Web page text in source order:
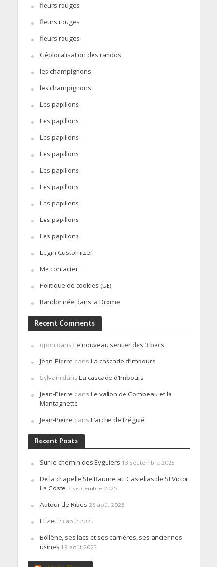
fleurs rouges
fleurs rouges
fleurs rouges
Géolocalisation des randos
les champignons
les champignons
Les papillons
Les papillons
Les papillons
Les papillons
Les papillons
Les papillons
Les papillons
Les papillons
Les papillons
Login Customizer
Me contacter
Politique de cookies (UE)
Randonnée dans la Drôme
Recent Comments
opon dans Le nouveau sentier des 3 becs
Jean-Pierre dans La cascade d’Imbours
Sylvain dans La cascade d’Imbours
Jean-Pierre dans Le vallon de Combeau et la
Montagnette
Jean-Pierre dans L’arche de Fréguié
Recent Posts
Sur le chemin des Eyguiers 13 septembre 2025
De la chapelle Ste Baume au Castellas de St Victor
La Coste 3 septembre 2025
Autour de Ribes 28 août 2025
Luzet 23 août 2025
Bollène, ses lacs et ses carrières, ses anciennes
usines 19 août 2025